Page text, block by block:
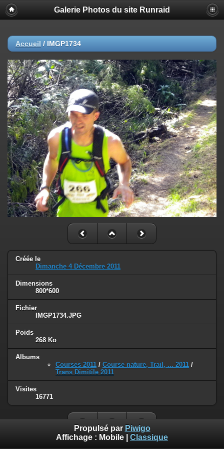
Galerie Photos du site Runraid
Accueil / IMGP1734
Créée le
Dimanche 4 Décembre 2011
Dimensions
800*600
Fichier
IMGP1734.JPG
Poids
268 Ko
Albums
Courses 2011 / Course nature, Trail, ... 2011 /
Trans Dimitile 2011
Visites
16771
Propulsé par Piwigo
Affichage : Mobile Classique